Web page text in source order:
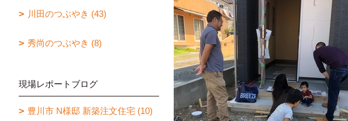
川田のつぶやき (43)
秀尚のつぶやき (8)
現場レポートブログ
豊川市 N様邸 新築注文住宅 (10)